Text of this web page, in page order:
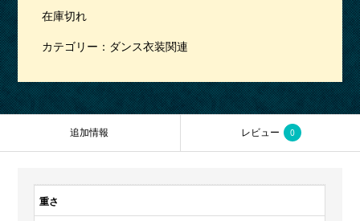
在庫切れ
カテゴリー： ダンス衣装関連
追加情報 レビュー 0
重さ